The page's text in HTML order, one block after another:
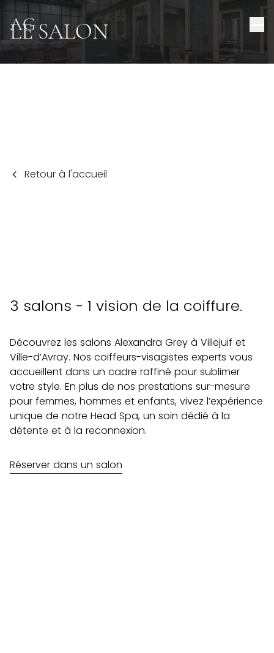
AG
LE SALON
Retour à l'accueil
3 salons - 1 vision de la coiffure.
Découvrez les salons Alexandra Grey à Villejuif et
Ville-d’Avray. Nos coiffeurs-visagistes experts vous
accueillent dans un cadre raffiné pour sublimer
votre style. En plus de nos prestations sur-mesure
pour femmes, hommes et enfants, vivez l’expérience
unique de notre Head Spa, un soin dédié à la
détente et à la reconnexion.
Réserver dans un salon